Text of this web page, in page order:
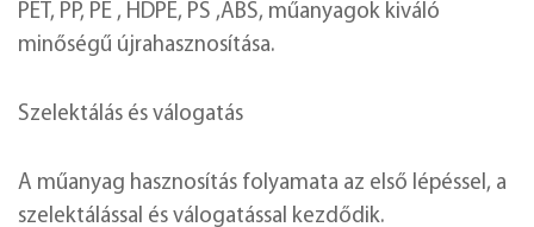
PET, PP, PE , HDPE, PS ,ABS, műanyagok kiváló
minőségű újrahasznosítása.
Szelektálás és válogatás
A műanyag hasznosítás folyamata az első lépéssel, a
szelektálással és válogatással kezdődik.